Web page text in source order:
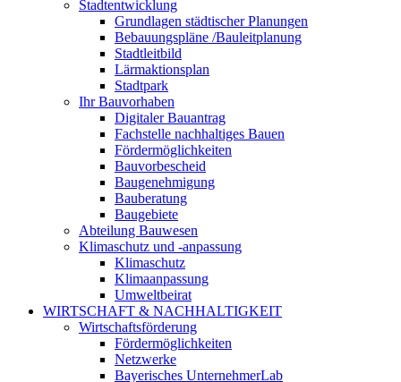
Stadtentwicklung
Grundlagen städtischer Planungen
Bebauungspläne /Bauleitplanung
Stadtleitbild
Lärmaktionsplan
Stadtpark
Ihr Bauvorhaben
Digitaler Bauantrag
Fachstelle nachhaltiges Bauen
Fördermöglichkeiten
Bauvorbescheid
Baugenehmigung
Bauberatung
Baugebiete
Abteilung Bauwesen
Klimaschutz und -anpassung
Klimaschutz
Klimaanpassung
Umweltbeirat
WIRTSCHAFT & NACHHALTIGKEIT
Wirtschaftsförderung
Fördermöglichkeiten
Netzwerke
Bayerisches UnternehmerLab